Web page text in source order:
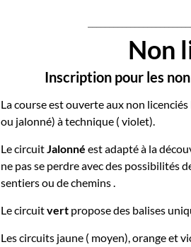
Non
Inscription pour les
La course est ouverte aux non
ou jalonné) à technique ( violet).
Le circuitJalonné est adapté à la
ne pas se perdre avec des possibilités
sentiers ou de chemins .
Le circuitvert propose des balises
Les circuits jaune ( moyen), orange et